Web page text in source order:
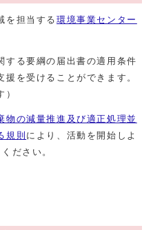
を担当する環境事業センター
する要綱の届出書の適用条件
を受けることができます。
）
物の減量推進及び適正処理並
規則 により、活動を開始しよ
ださい。